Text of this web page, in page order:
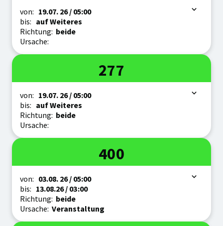
Zeitraum
von: 19.07. 26/ 05:00
bis: auf Weiteres
Richtung: beide
Ursache:
Linie
277
Zeitraum
von: 19.07. 26/ 05:00
bis: auf Weiteres
Richtung: beide
Ursache:
Linie
400
Zeitraum
von: 03.08. 26/ 05:00
bis: 13.08.26/ 03:00
Richtung: beide
Ursache: Veranstaltung